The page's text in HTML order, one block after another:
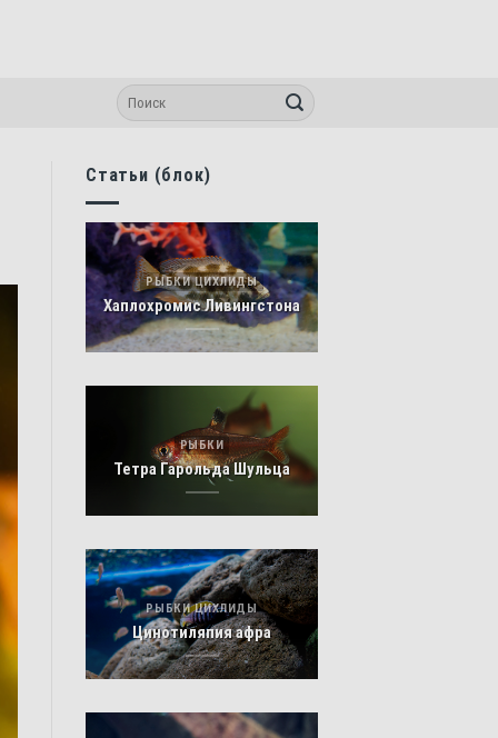
Статьи (блок)
РЫБКИ ЦИХЛИДЫ
Хаплохромис Ливингстона
РЫБКИ
Тетра Гарольда Шульца
РЫБКИ ЦИХЛИДЫ
Цинотиляпия афра